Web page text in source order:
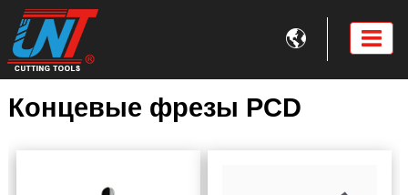

Концевые фрезы PCD